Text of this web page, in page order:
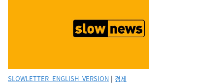
SLOWLETTER_ENGLISH_VERSION | 경제